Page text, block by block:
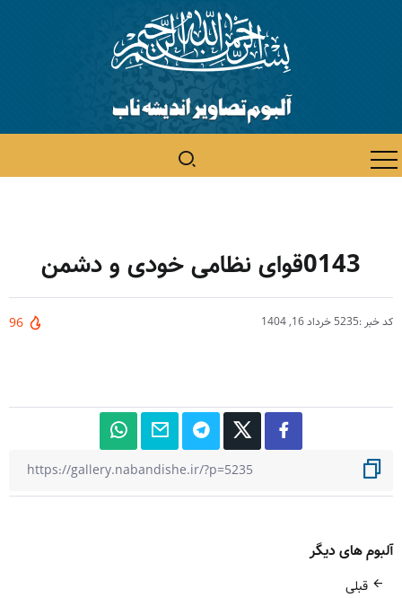
0143قوای نظامی خودی و دشمن
کد خبر :5235 خرداد 16, 1404 96
آلبوم های دیگر
قبلی